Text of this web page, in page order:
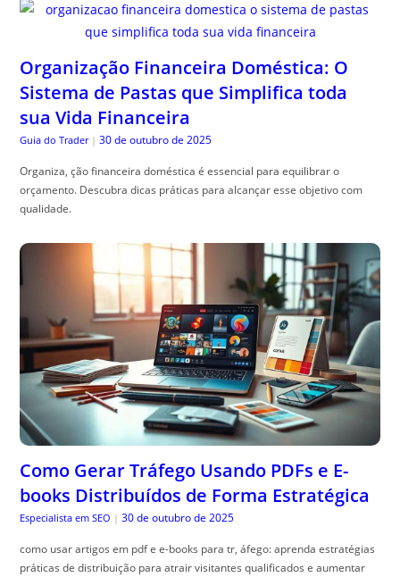
Organização Financeira Doméstica: O
Sistema de Pastas que Simplifica toda
sua Vida Financeira
Guia do Trader | 30 de outubro de 2025
Organiza, ção financeira doméstica é essencial para equilibrar o
orçamento. Descubra dicas práticas para alcançar esse objetivo com
qualidade.
Como Gerar Tráfego Usando PDFs e E-
books Distribuídos de Forma Estratégica
Especialista em SEO | 30 de outubro de 2025
como usar artigos em pdf e e-books para tr, áfego: aprenda estratégias
práticas de distribuição para atrair visitantes qualificados e aumentar